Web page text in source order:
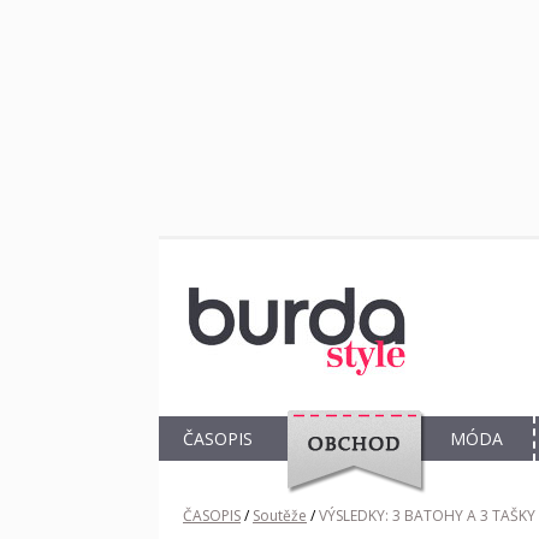
ČASOPIS
OBCHOD
MÓDA
ČASOPIS/ Soutěže /VÝSLEDKY: 3 BATOHY A 3 TAŠKY